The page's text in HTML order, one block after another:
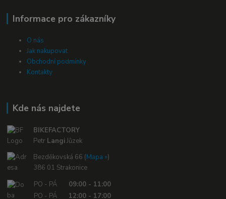
Informace pro zákazníky
O nás
Jak nakupovat
Obchodní podmínky
Kontakty
Kde nás najdete
BIKEFACTORY
Petr LangiJůzek
Bezděkovská 66 (Mapa »)
386 01 Strakonice
PO - PÁ
09:00 - 11:00
PO - PÁ
12:00 - 17:00